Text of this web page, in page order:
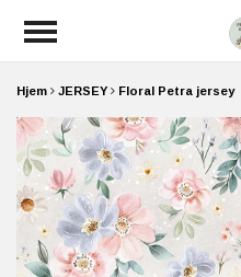
Hjem JERSEY Floral Petra jersey